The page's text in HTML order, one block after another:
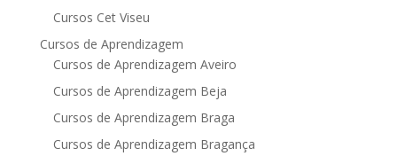
Cursos Cet Viseu
Cursos de Aprendizagem
Cursos de Aprendizagem Aveiro
Cursos de Aprendizagem Beja
Cursos de Aprendizagem Braga
Cursos de Aprendizagem Bragança